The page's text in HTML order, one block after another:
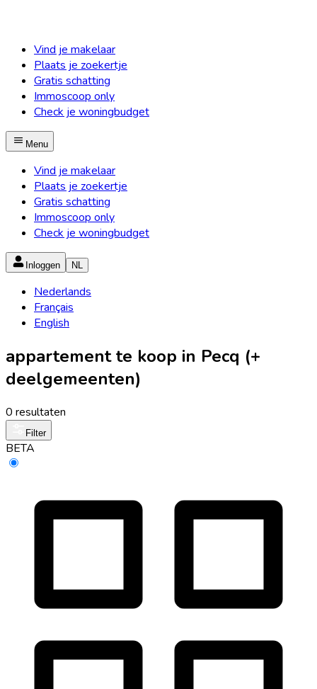
Vind je makelaar
Plaats je zoekertje
Gratis schatting
Immoscoop only
Check je woningbudget
Menu
Vind je makelaar
Plaats je zoekertje
Gratis schatting
Immoscoop only
Check je woningbudget
Inloggen NL
Nederlands
Français
English
appartement te koop in Pecq (+
deelgemeenten)
0 resultaten
Filter
BETA